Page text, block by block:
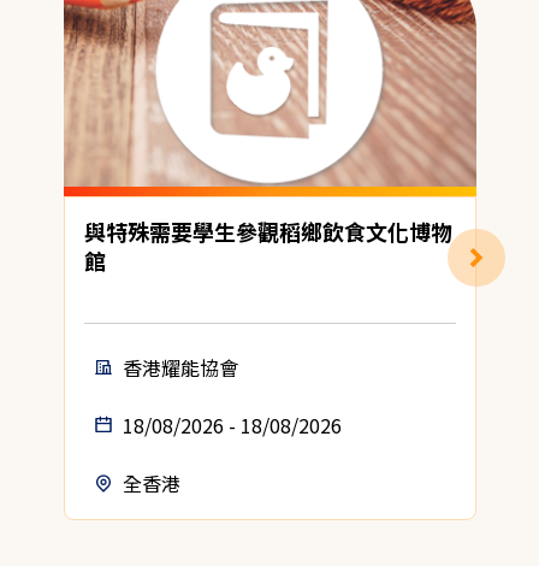
與特殊需要學生參觀稻鄉飲食文化博物
館
香港耀能協會
18/08/2026 - 18/08/2026
全香港